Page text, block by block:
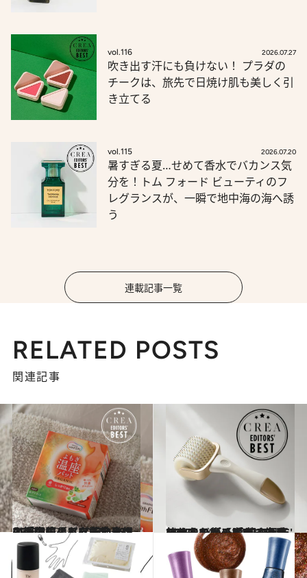
vol.116 2026.07.27
吹き出す汗にも負けない！ プラダの
チークは、旅先で日焼け肌も美しく引
き立てる
vol.115 2026.07.20
暑すぎる夏…せめて香水でバカンス気
分を！トム フォード ビューティのフ
レグランスが、一瞬で地中海の海へ誘
う
連載記事一覧
RELATED POSTS
関連記事
2025.3.17
入浴中のような心地よさに衝撃！よもぎ蒸し発想の「温膣ケア」で全身ホカホカに【ビューティいいもの集め EDITORS' BEST】
ビューティ＆ヘルス 2025.1.30
いつでもどこでもコロコロするだけ！ 輪郭や目元のむくみが一瞬ですっきりするローラーが一生手放せない！【ビューティいいもの集め EDITORS' BEST】
ビューティ＆ヘルス